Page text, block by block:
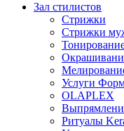
Зал стилистов
Стрижки
Стрижки
Услуги
OLAPLEX
Ритуалы